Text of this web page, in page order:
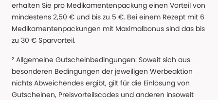
erhalten Sie pro Medikamentenpackung einen Vorteil von
mindestens 2,50 € und bis zu 5 €. Bei einem Rezept mit 6
Medikamentenpackungen mit Maximalbonus sind das bis
zu 30 € Sparvorteil.
² Allgemeine Gutscheinbedingungen: Soweit sich aus
besonderen Bedingungen der jeweiligen Werbeaktion
nichts Abweichendes ergibt, gilt für die Einlösung von
Gutscheinen, Preisvorteilscodes und anderen insoweit